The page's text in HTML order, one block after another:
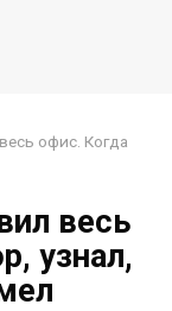
офис. Когда
весь
узнал,